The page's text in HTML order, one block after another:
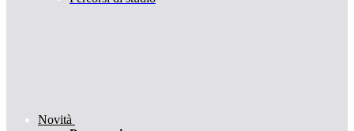
Novità